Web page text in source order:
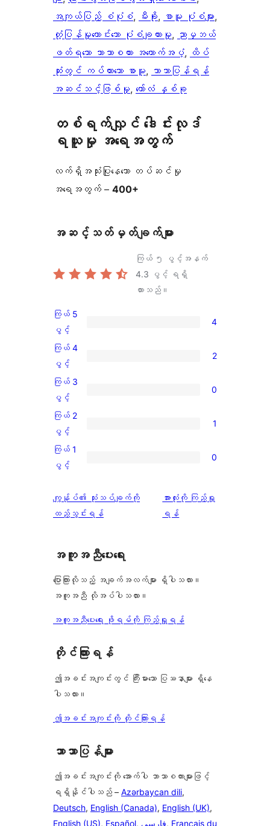
အကျယ်ပြည့် စံပုံစံ, မီးခိုး, စာမူ ပုံစံများ
တုံ့ပြန်မှုကောင်းသော ပုံစံချထားမှု, ညာမှဘယ်
ဖတ်ရသော ဘာသာစကား အထောက်အပံ့, ထိပ်
ဆုံးတွင် ကပ်ထားသော စာမူ, ဘာသာပြန်ရန်
အဆင်သင့်ဖြစ်မှု, ကော်လံ နှစ်ခု
တစ်ရက်လျှင် ဒေါင်းလုဒ်
ရယူမှု အရေအတွက်
လက်ရှိအသုံးပြုနေသော တပ်ဆင်မှု
အရေအတွက် – 400+
အဆင့်သတ်မှတ်ချက်များ
ကြယ် ၅ ပွင့်အနက်
4.3 ပွင့် ရရှိ
ထားသည်။
ကြယ်
5
ပွင့်
အဆင့်
သုံးသပ်
4
စောင်
ကြယ် 5
ပွင့်
4
ကြယ်
4
ပွင့်
အဆင့်
သုံးသပ်
2
စောင်
ကြယ် 4
ပွင့်
2
ကြယ်
3
ပွင့်
အဆင့်
သုံးသပ်
ကြယ် 3
ပွင့်
0
ကြယ်
2
ပွင့်
သုံးသပ်
ချက်
ကြယ် 2
ပွင့်
1
ကြယ်
ပွင့်
အဆင့်
0
စောင်
ကြယ် 1
ပွင့်
0
ကျွန်ုပ်၏ သုံးသပ်ချက်ကို
ထည့်သွင်းရန်
သုံးသပ်
ချက်
အားလုံးကို ကြည့်ရှု
ရန်
အကူအညီပေးရေး
ပြောကြားလိုသည့် အချက်အလက်များ ရှိပါသလား။
အကူအညီ လိုအပ်ပါသလား။
အကူအညီပေးရေး ဖိုရမ်ကို ကြည့်ရှုရန်
တိုင်ကြားရန်
ဤအခင်းအကျင်းတွင် ကြီးမားသော ပြဿနာများ ရှိနေ
ပါသလား။
ဤအခင်းအကျင်းကို တိုင်ကြားရန်
ဘာသာပြန်များ
ဤအခင်းအကျင်းကို အောက်ပါ ဘာသာစကားများဖြင့်
ရရှိနိုင်ပါသည် – Azərbaycan dili,
Deutsch, English (Canada), English (UK),
English (US), Español, فارسی, Français du